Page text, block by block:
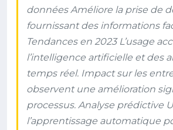
données Améliore la prise de
fournissant des informations
Tendances en 2023 L’usage
l’intelligence artificielle et des
temps réel. Impact sur les
observent une amélioration
processus. Analyse prédictive
l’apprentissage automatique